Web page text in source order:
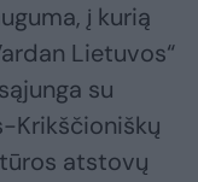
į kurią
Lietuvos“
su
Krikščioniškų
atstovų